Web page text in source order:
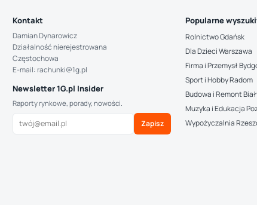
Kontakt
Damian Dynarowicz
Działalność nierejestrowana
Częstochowa
E-mail: rachunki@1g.pl
Newsletter 1G.pl Insider
Raporty rynkowe, porady, nowości.
Zapisz
Popularne
Rolnictwo Gdańsk
Dla Dzieci Warszawa
Firma i Przemysł
Sport i Hobby Radom
Budowa i Remont
Muzyka i Edukacja
Wypożyczalnia